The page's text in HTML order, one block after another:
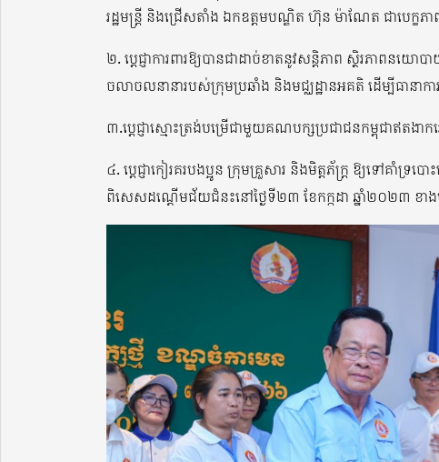
រដ្ឋមន្រ្តី និងជ្រើសតាំង ឯកឧត្តមបណ្ឌិត ហ៊ុន ម៉ាណែត ជាបេក្ខភ
២. ប្តេជ្ញាការពារឱ្យបានជាដាច់ខាតនូវសន្តិភាព ស្ថិរភាពន
ចលាចលនានារបស់ក្រុមប្រឆាំង និងមជ្ឈដ្ឋានអគតិ ដើម្បីធានា
៣.ប្តេជ្ញាស្មោះត្រង់បម្រើជាមួយគណបក្សប្រជាជនកម្ពុជាឥតងាករ
៤. ប្តេជ្ញាកៀរគរបងប្អូន ក្រុមគ្រួសារ និងមិត្តភ័ក្ត្រ ឱ្យទៅគាំ
ពិសេសដណ្តើមជ័យជំនះនៅថ្ងៃទី២៣ ខែកក្កដា ឆ្នាំ២០២៣ ខា